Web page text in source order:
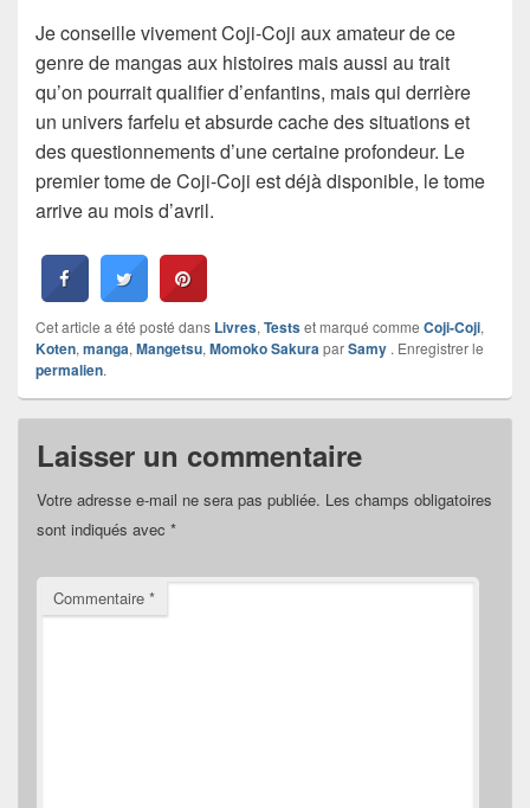
Je conseille vivement Coji-Coji aux amateur de ce
genre de mangas aux histoires mais aussi au trait
qu’on pourrait qualifier d’enfantins, mais qui derrière
un univers farfelu et absurde cache des situations et
des questionnements d’une certaine profondeur. Le
premier tome de Coji-Coji est déjà disponible, le tome
arrive au mois d’avril.
Cet article a été posté dans Livres, Testset marqué comme Coji-Coji,
Koten, manga, Mangetsu, Momoko SakuraparSamy . Enregistrer le
permalien.
Laisser un commentaire
Votre adresse e-mail ne sera pas publiée. Les champs obligatoires
sont indiqués avec *
Commentaire *